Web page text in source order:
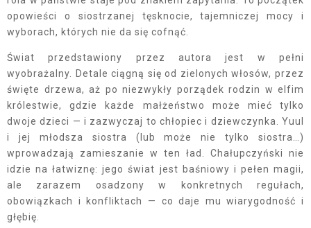
opowieści o siostrzanej tęsknocie, tajemniczej mocy i
wyborach, których nie da się cofnąć.
Świat przedstawiony przez autora jest w pełni
wyobrażalny. Detale ciągną się od zielonych włosów, przez
święte drzewa, aż po niezwykły porządek rodzin w elfim
królestwie, gdzie każde małżeństwo może mieć tylko
dwoje dzieci — i zazwyczaj to chłopiec i dziewczynka. Yuul
i jej młodsza siostra (lub może nie tylko siostra…)
wprowadzają zamieszanie w ten ład. Chałupczyński nie
idzie na łatwiznę: jego świat jest baśniowy i pełen magii,
ale zarazem osadzony w konkretnych regułach,
obowiązkach i konfliktach — co daje mu wiarygodność i
głębię.